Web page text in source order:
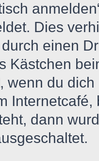
Dies
einen
Kästchen
wenn du
dann